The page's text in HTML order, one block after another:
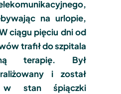
na urlopie,
ciągu pięciu dni od
trafił do szpitala
terapię. Był
i został
w stan śpiączki